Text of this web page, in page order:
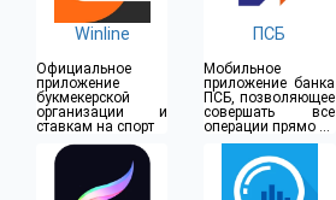
Winline
Официальное
приложение
букмекерской
организации и
ставкам на спорт
ПСБ
Мобильное
приложение банка
ПСБ, позволяющее
совершать все
операции прямо из
дома